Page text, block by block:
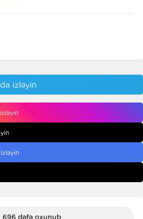
izləyin
696 dəfə oxunub